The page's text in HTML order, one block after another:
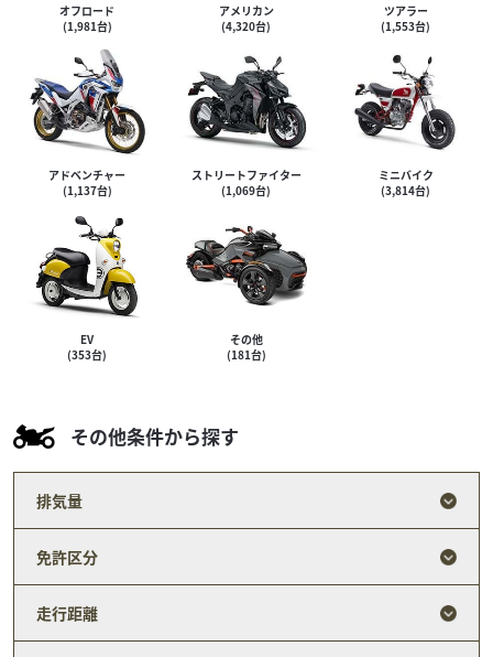
オフロード
(1,981台)
アメリカン
(4,320台)
ツアラー
(1,553台)
アドベンチャー
(1,137台)
ストリートファイター
(1,069台)
ミニバイク
(3,814台)
EV
(353台)
その他
(181台)
その他条件から探す
排気量
免許区分
走行距離